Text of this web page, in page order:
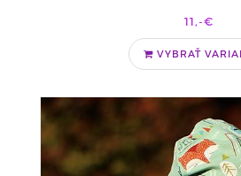
11,-€
VYBRAŤ